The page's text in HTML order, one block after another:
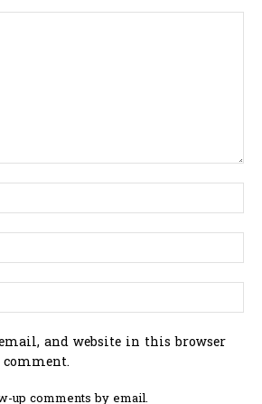
and website in this browser
up comments by email.